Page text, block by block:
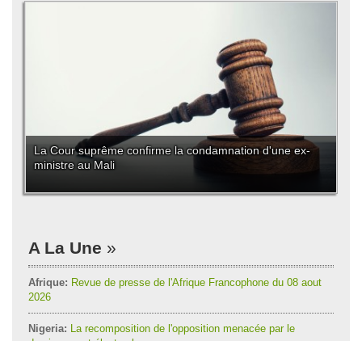
La Cour suprême confirme la condamnation d'une ex-
ministre au Mali
A La Une
Afrique: Revue de presse de l'Afrique Francophone du 08 aout
2026
Nigeria: La recomposition de l'opposition menacée par le